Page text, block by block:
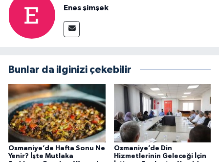
Enes şimşek
Bunlar da ilginizi çekebilir
Osmaniye’de Hafta Sonu Ne
Yenir? İşte Mutlaka
Osmaniye’de Din
Hizmetlerinin Geleceği İçin